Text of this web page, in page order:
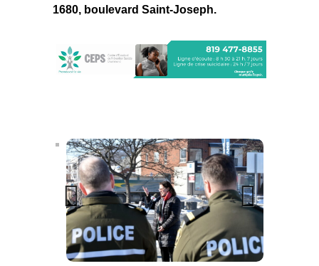
1680, boulevard Saint-Joseph.
Previous Next